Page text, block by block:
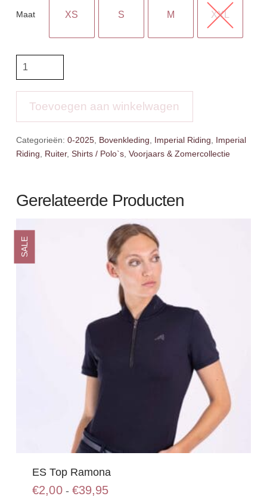
Maat XS S M XXL
aantalToevoegen aan winkelwagen
Categorieën: 0-2025, Bovenkleding Imperial Riding
Imperial
Riding
Ruiter, Shirts / Polo`s, Voorjaars & Zomercollectie
Gerelateerde Producten
SALE
ES Top Ramona
€2,00 - €39,95Prijsklasse: